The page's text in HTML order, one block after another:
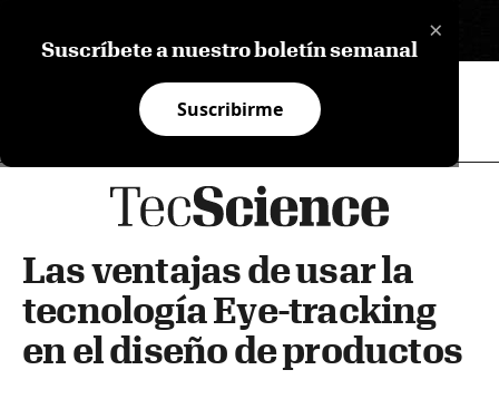
×
Suscríbete a nuestro boletín semanal
Suscribirme
Las ventajas de usar la
tecnología Eye-tracking
en el diseño de productos